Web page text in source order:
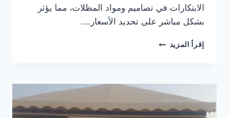
الابتكارات في تصاميم ومواد المظلات، مما يؤثر
بشكل مباشر على تحديد الأسعار….
إقرأ المزيد أسعار
لعام
2025